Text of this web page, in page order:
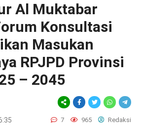
Al Muktabar
Konsultasi
Masukan
RPJPD Provinsi
– 2045
7 965 Redaksi